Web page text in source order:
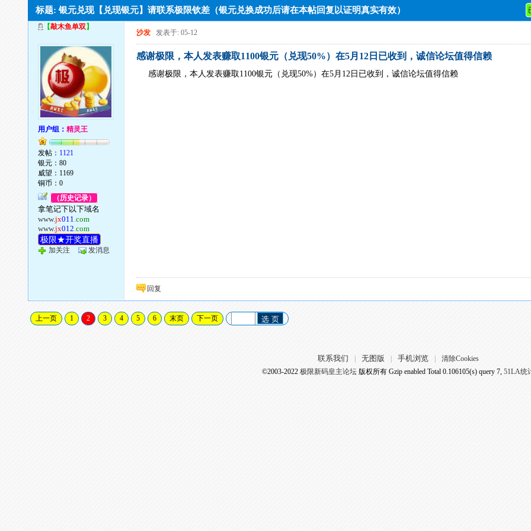
标题: 银元兑现【兑现银元】请联系极限钦差（银元兑换成功后请在本帖回复以证明真实有效）
【敲木鱼单双】
用户组：精灵王
发帖： 1121
银元：80
威望：1169
铜币：0
（历史记录）
拿笔记下以下域名
www.jx011.com
www.jx012.com
极限★开奖直播
加关注 发消息
沙发 发表于: 05-12
感谢极限，本人发表赚取1100银元（兑现50%）在5月12日已收到，诚信论坛值得信赖
感谢极限，本人发表赚取1100银元（兑现50%）在5月12日已收到，诚信论坛值得信赖
回复
上一页 1 2 3 4 5 6 末页 下一页 选 页
联系我们 无图版 手机浏览
清除Cookies
©2003-2022 极限新码皇主论坛版权所有 Gzip enabled Total 0.106105(s) query 7, 51LA统